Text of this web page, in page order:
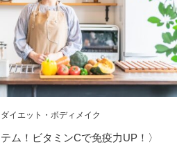
ダイエット・ボディメイク
ム！ビタミンCで免疫力UP！〉